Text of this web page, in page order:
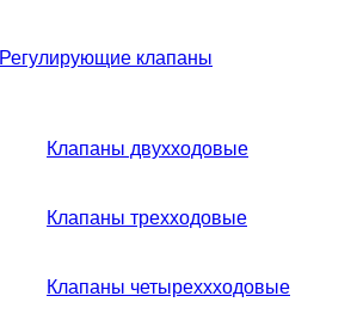
Регулирующие клапаны
Клапаны двухходовые
Клапаны трехходовые
Клапаны четыреххходовые